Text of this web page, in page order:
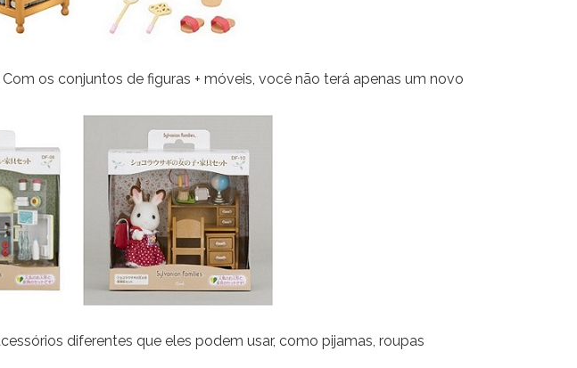
os conjuntos de figuras + móveis, você não terá apenas um novo
diferentes que eles podem usar, como pijamas, roupas